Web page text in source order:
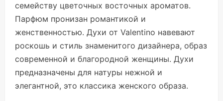
семейству цветочных восточных ароматов.
Парфюм пронизан романтикой и
женственностью. Духи от Valentino навевают
роскошь и стиль знаменитого дизайнера, образ
современной и благородной женщины. Духи
предназначены для натуры нежной и
элегантной, это классика женского образа.